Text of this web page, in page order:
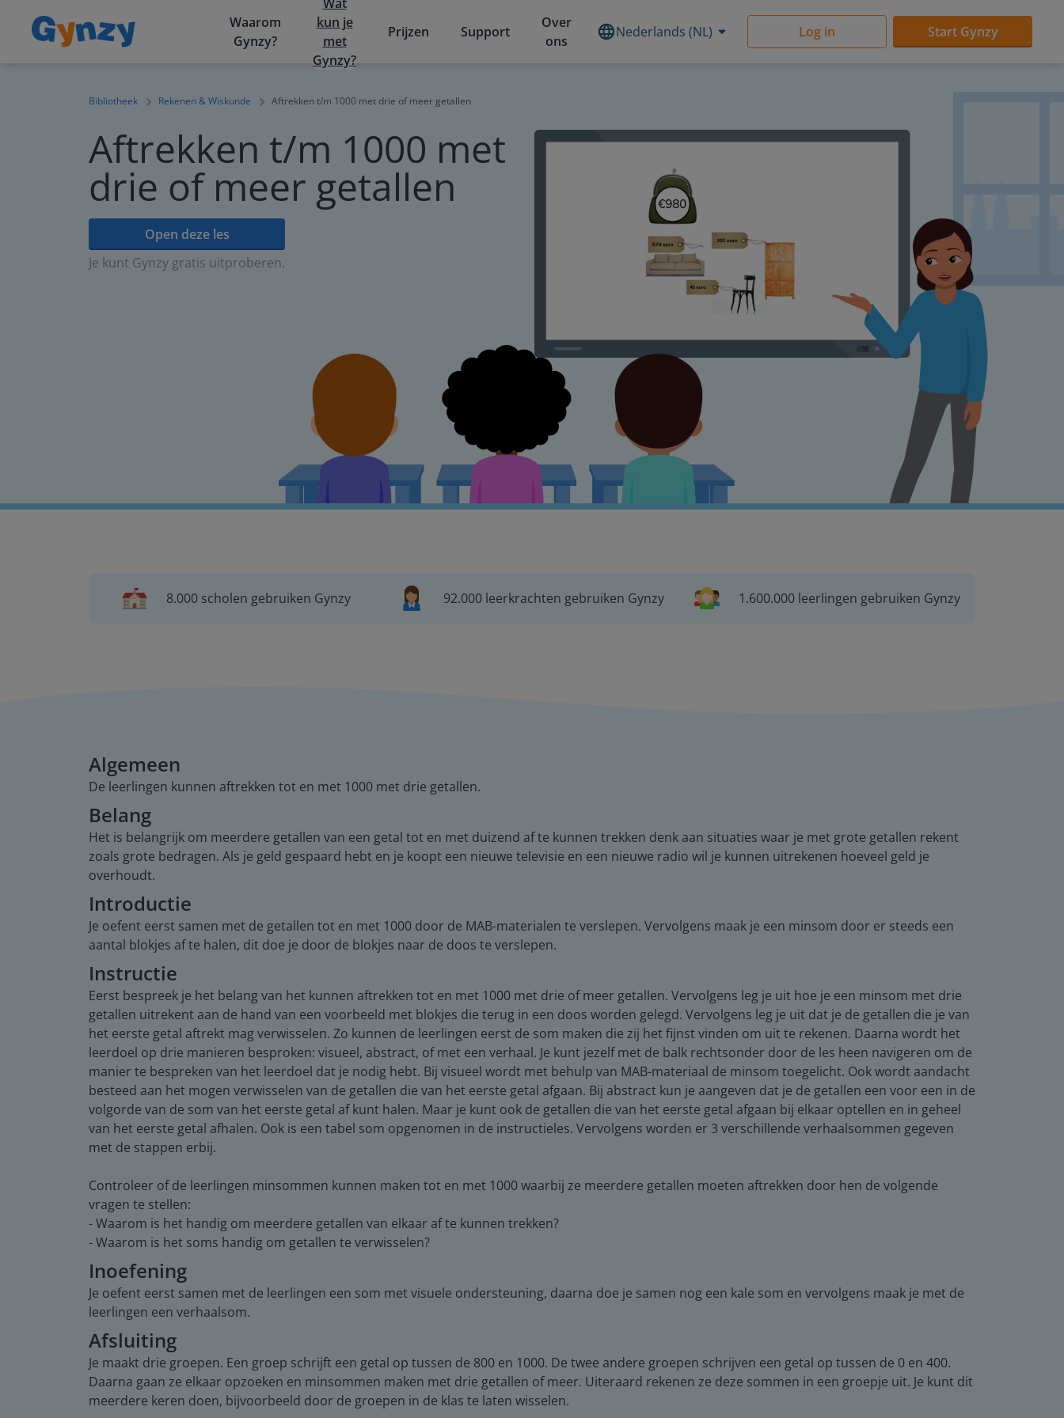
Waarom
Gynzy?
kun je
met
Gynzy?
Prijzen Support
Over
ons
Nederlands (NL) Log in Start Gynzy
Bibliotheek Rekenen & Wiskunde Aftrekken t/m 1000 met drie of meer getallen
Aftrekken t/m 1000 met
drie of meer getallen
Open deze les
Je kunt Gynzy gratis uitproberen.
8.000 scholen gebruiken Gynzy 92.000 leerkrachten gebruiken Gynzy 1.600.000 leerlingen gebruiken Gynzy
Algemeen
De leerlingen kunnen aftrekken tot en met 1000 met drie getallen.
Belang
Het is belangrijk om meerdere getallen van een getal tot en met duizend af te kunnen trekken denk aan situaties waar je met grote getallen rekent
zoals grote bedragen. Als je geld gespaard hebt en je koopt een nieuwe televisie en een nieuwe radio wil je kunnen uitrekenen hoeveel geld je
overhoudt.
Introductie
Je oefent eerst samen met de getallen tot en met 1000 door de MAB-materialen te verslepen. Vervolgens maak je een minsom door er steeds een
aantal blokjes af te halen, dit doe je door de blokjes naar de doos te verslepen.
Instructie
Eerst bespreek je het belang van het kunnen aftrekken tot en met 1000 met drie of meer getallen. Vervolgens leg je uit hoe je een minsom met drie
getallen uitrekent aan de hand van een voorbeeld met blokjes die terug in een doos worden gelegd. Vervolgens leg je uit dat je de getallen die je van
het eerste getal aftrekt mag verwisselen. Zo kunnen de leerlingen eerst de som maken die zij het fijnst vinden om uit te rekenen. Daarna wordt het
leerdoel op drie manieren besproken: visueel, abstract, of met een verhaal. Je kunt jezelf met de balk rechtsonder door de les heen navigeren om de
manier te bespreken van het leerdoel dat je nodig hebt. Bij visueel wordt met behulp van MAB-materiaal de minsom toegelicht. Ook wordt aandacht
besteed aan het mogen verwisselen van de getallen die van het eerste getal afgaan. Bij abstract kun je aangeven dat je de getallen een voor een in de
volgorde van de som van het eerste getal af kunt halen. Maar je kunt ook de getallen die van het eerste getal afgaan bij elkaar optellen en in geheel
van het eerste getal afhalen. Ook is een tabel som opgenomen in de instructieles. Vervolgens worden er 3 verschillende verhaalsommen gegeven
met de stappen erbij.
Controleer of de leerlingen minsommen kunnen maken tot en met 1000 waarbij ze meerdere getallen moeten aftrekken door hen de volgende
vragen te stellen:
- Waarom is het handig om meerdere getallen van elkaar af te kunnen trekken?
- Waarom is het soms handig om getallen te verwisselen?
Inoefening
Je oefent eerst samen met de leerlingen een som met visuele ondersteuning, daarna doe je samen nog een kale som en vervolgens maak je met de
leerlingen een verhaalsom.
Afsluiting
Je maakt drie groepen. Een groep schrijft een getal op tussen de 800 en 1000. De twee andere groepen schrijven een getal op tussen de 0 en 400.
Daarna gaan ze elkaar opzoeken en minsommen maken met drie getallen of meer. Uiteraard rekenen ze deze sommen in een groepje uit. Je kunt dit
meerdere keren doen, bijvoorbeeld door de groepen in de klas te laten wisselen.